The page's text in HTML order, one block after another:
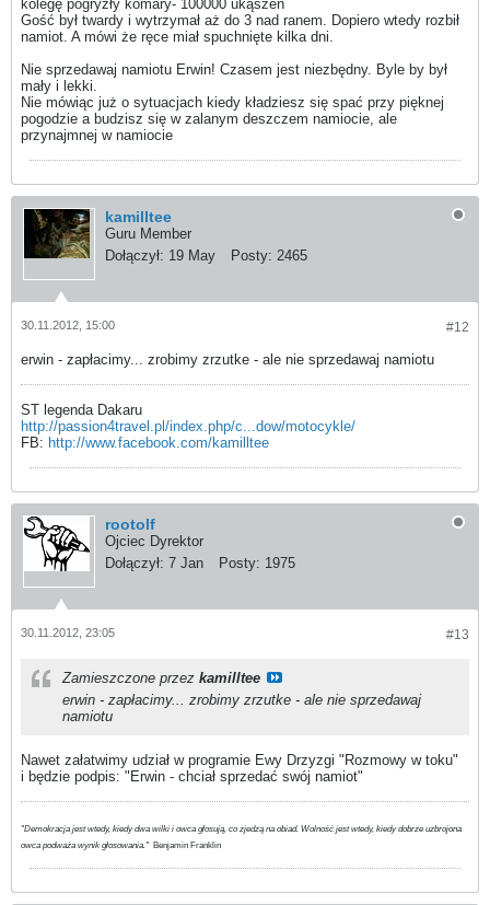
kolegę pogryzły komary- 100000 ukąszeń
Gość był twardy i wytrzymał aż do 3 nad ranem. Dopiero wtedy rozbił
namiot. A mówi że ręce miał spuchnięte kilka dni.
Nie sprzedawaj namiotu Erwin! Czasem jest niezbędny. Byle by był
mały i lekki.
Nie mówiąc już o sytuacjach kiedy kładziesz się spać przy pięknej
pogodzie a budzisz się w zalanym deszczem namiocie, ale
przynajmnej w namiocie
kamilltee
Guru Member
Dołączył: 19 May Posty: 2465
#12
30.11.2012, 15:00
erwin - zapłacimy... zrobimy zrzutke - ale nie sprzedawaj namiotu
ST legenda Dakaru
http://passion4travel.pl/index.php/c...dow/motocykle/
FB: http://www.facebook.com/kamilltee
rootolf
Ojciec Dyrektor
Dołączył: 7 Jan Posty: 1975
#13
30.11.2012, 23:05
Zamieszczone przez kamilltee
erwin - zapłacimy... zrobimy zrzutke - ale nie sprzedawaj
namiotu
Nawet załatwimy udział w programie Ewy Drzyzgi "Rozmowy w toku"
i będzie podpis: "Erwin - chciał sprzedać swój namiot"
"Demokracja jest wtedy, kiedy dwa wilki i owca głosują, co zjedzą na obiad. Wolność jest wtedy, kiedy dobrze uzbrojona
owca podważa wynik głosowania." Benjamin Franklin